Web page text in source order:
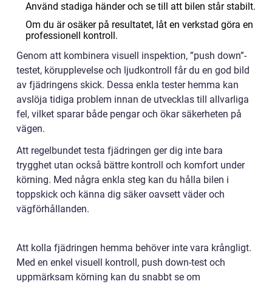
Använd stadiga händer och se till att bilen står stabilt.
Om du är osäker på resultatet, låt en verkstad göra en
professionell kontroll.
Genom att kombinera visuell inspektion, ”push down”-
testet, körupplevelse och ljudkontroll får du en god bild
av fjädringens skick. Dessa enkla tester hemma kan
avslöja tidiga problem innan de utvecklas till allvarliga
fel, vilket sparar både pengar och ökar säkerheten på
vägen.
Att regelbundet testa fjädringen ger dig inte bara
trygghet utan också bättre kontroll och komfort under
körning. Med några enkla steg kan du hålla bilen i
toppskick och känna dig säker oavsett väder och
vägförhållanden.
Att kolla fjädringen hemma behöver inte vara krångligt.
Med en enkel visuell kontroll, push down-test och
uppmärksam körning kan du snabbt se om